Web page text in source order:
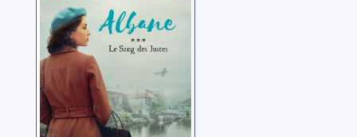
Dupuy, Marie-
Bernadette